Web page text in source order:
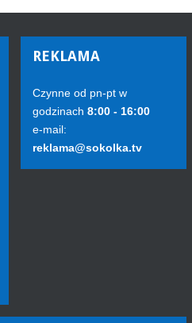
REKLAMA
Czynne od pn-pt w
godzinach 8:00 - 16:00
e-mail:
reklama@sokolka.tv